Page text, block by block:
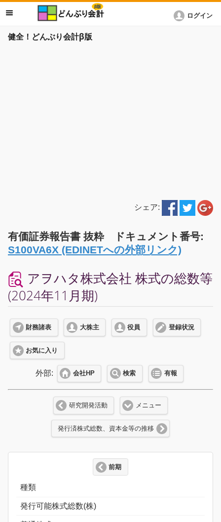
健全！どんぶり会計β版
ログイン
シェア:
有価証券報告書 抜粋 ドキュメント番号:
S100VA6X (EDINETへの外部リンク)
アヲハタ株式会社 株式の総数等
(2024年11月期)
財務諸表 大株主 役員 登録状況
お気に入り
外部: 会社HP 検索 有報
研究開発活動 メニュー
発行済株式総数、資本金等の推移
前期
種類
発行可能株式総数(株)